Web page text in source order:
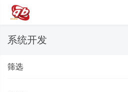
系统开发
筛选